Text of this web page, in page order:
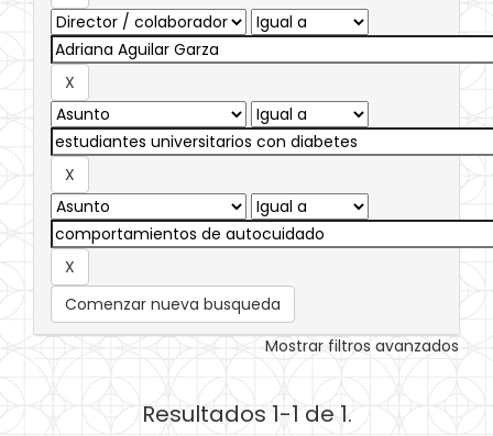
Comenzar nueva busqueda
Mostrar filtros avanzados
Resultados 1-1 de 1.